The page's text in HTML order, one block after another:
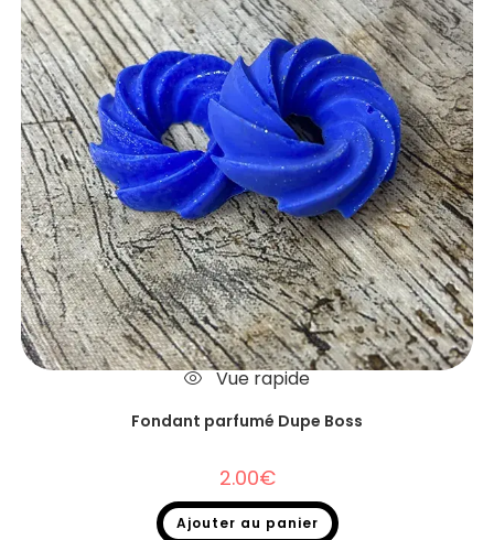
Vue rapide
Fondant parfumé Dupe Boss
2.00€
Ajouter au panier